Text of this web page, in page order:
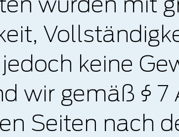
keine
wir gemäß § 7
Seiten nach